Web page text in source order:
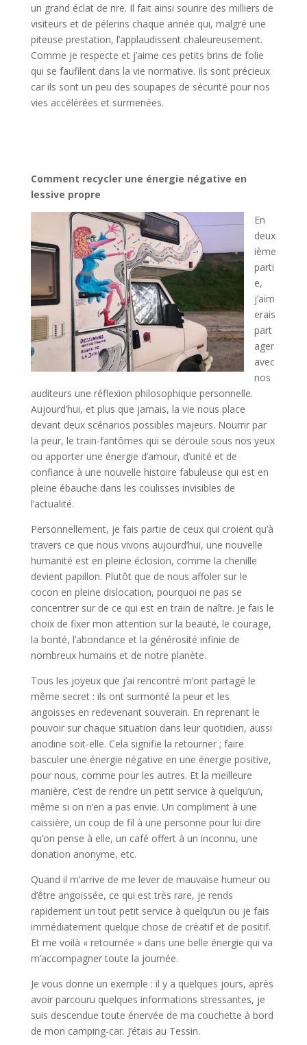
un grand éclat de rire. Il fait ainsi sourire des milliers de
visiteurs et de pélerins chaque année qui, malgré une
piteuse prestation, l’applaudissent chaleureusement.
Comme je respecte et j’aime ces petits brins de folie
qui se faufilent dans la vie normative. Ils sont précieux
car ils sont un peu des soupapes de sécurité pour nos
vies accélérées et surmenées.
Comment recycler une énergie négative en
lessive propre
En
deux
ième
parti
e,
j’aim
erais
part
ager
avec
nos
auditeurs une réflexion philosophique personnelle.
Aujourd’hui, et plus que jamais, la vie nous place
devant deux scénarios possibles majeurs. Nourrir par
la peur, le train-fantômes qui se déroule sous nos yeux
ou apporter une énergie d’amour, d’unité et de
confiance à une nouvelle histoire fabuleuse qui est en
pleine ébauche dans les coulisses invisibles de
l’actualité.
Personnellement, je fais partie de ceux qui croient qu’à
travers ce que nous vivons aujourd’hui, une nouvelle
humanité est en pleine éclosion, comme la chenille
devient papillon. Plutôt que de nous affoler sur le
cocon en pleine dislocation, pourquoi ne pas se
concentrer sur de ce qui est en train de naître. Je fais le
choix de fixer mon attention sur la beauté, le courage,
la bonté, l’abondance et la générosité infinie de
nombreux humains et de notre planète.
Tous les joyeux que j’ai rencontré m’ont partagé le
même secret : ils ont surmonté la peur et les
angoisses en redevenant souverain. En reprenant le
pouvoir sur chaque situation dans leur quotidien, aussi
anodine soit-elle. Cela signifie la retourner ; faire
basculer une énergie négative en une énergie positive,
pour nous, comme pour les autres. Et la meilleure
manière, c’est de rendre un petit service à quelqu’un,
même si on n’en a pas envie. Un compliment à une
caissière, un coup de fil à une personne pour lui dire
qu’on pense à elle, un café offert à un inconnu, une
donation anonyme, etc.
Quand il m’arrive de me lever de mauvaise humeur ou
d’être angoissée, ce qui est très rare, je rends
rapidement un tout petit service à quelqu’un ou je fais
immédiatement quelque chose de créatif et de positif.
Et me voilà « retournée » dans une belle énergie qui va
m’accompagner toute la journée.
Je vous donne un exemple : il y a quelques jours, après
avoir parcouru quelques informations stressantes, je
suis descendue toute énervée de ma couchette à bord
de mon camping-car. J’étais au Tessin.